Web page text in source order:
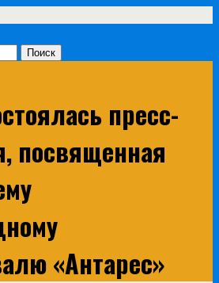
пресс-
посвященная
«Антарес»